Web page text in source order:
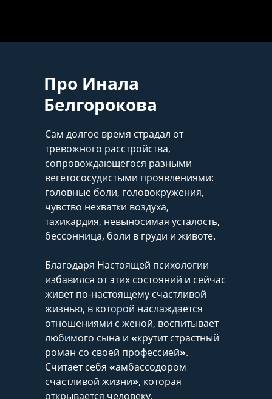
Сам долгое время страдал от
тревожного расстройства,
сопровождающегося разными
вегетососудистыми проявлениями:
головные боли, головокружения,
чувство нехватки воздуха,
тахикардия, невыносимая усталость,
бессонница, боли в груди и животе.
Благодаря Настоящей психологии
избавился от этих состояний и сейчас
живет по-настоящему счастливой
жизнью, в которой наслаждается
отношениями с женой, воспитывает
любимого сына и «крутит страстный
роман со своей профессией».
Считает себя «амбассодором
счастливой жизни», которая
открывается человеку,
Про Инала
Белгорокова